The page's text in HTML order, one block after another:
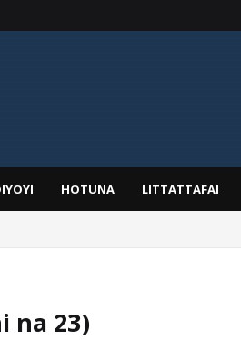
HOTUNA LITTATTAFAI
Farka
na 23)